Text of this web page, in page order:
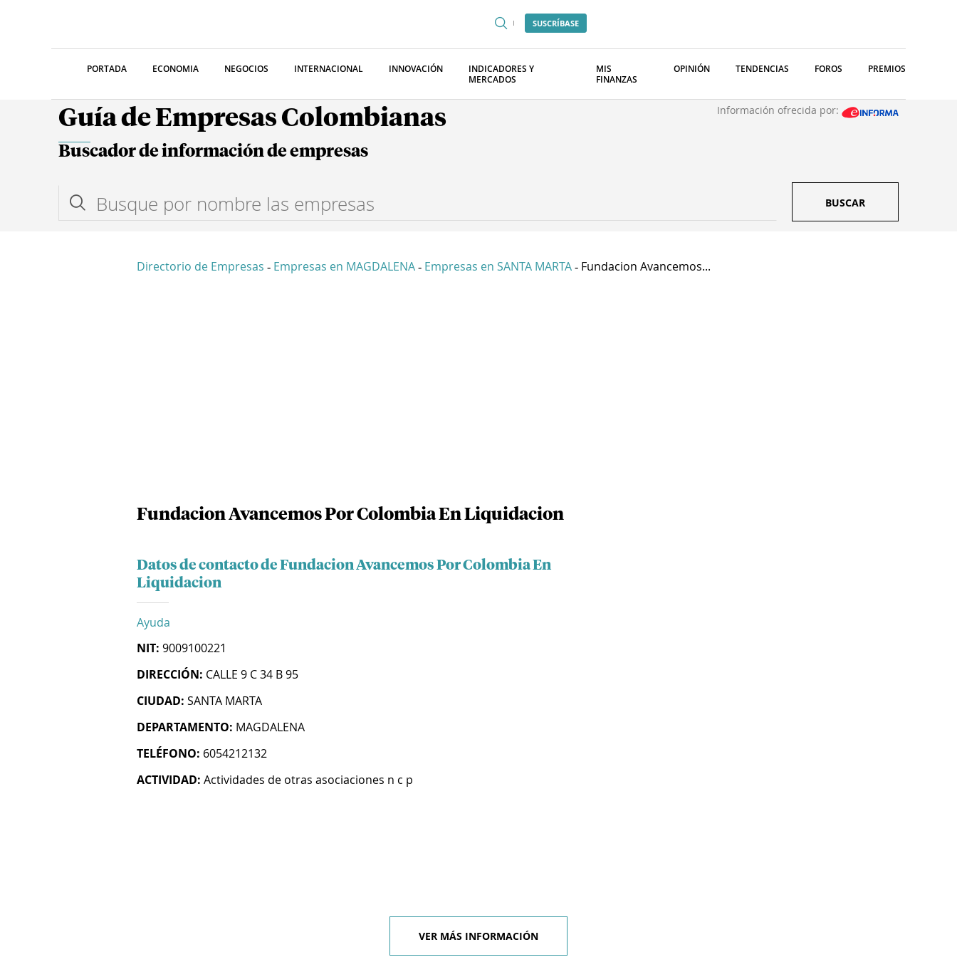
SUSCRÍBASE
PORTADA ECONOMIA NEGOCIOS INTERNACIONAL INNOVACIÓN
INDICADORES Y
MERCADOS
MIS
FINANZAS
OPINIÓN TENDENCIAS FOROS PREMIOS
Guía de Empresas Colombianas Información ofrecida por:
Buscador de información de empresas
BUSCAR
Directorio de Empresas - Empresas en MAGDALENA - Empresas en SANTA MARTA - Fundacion Avancemos...
Fundacion Avancemos Por Colombia En Liquidacion
Datos de contacto de Fundacion Avancemos Por Colombia En
Liquidacion
Ayuda
NIT: 9009100221
DIRECCIÓN: CALLE 9 C 34 B 95
CIUDAD: SANTA MARTA
DEPARTAMENTO: MAGDALENA
TELÉFONO: 6054212132
ACTIVIDAD: Actividades de otras asociaciones n c p
VER MÁS INFORMACIÓN